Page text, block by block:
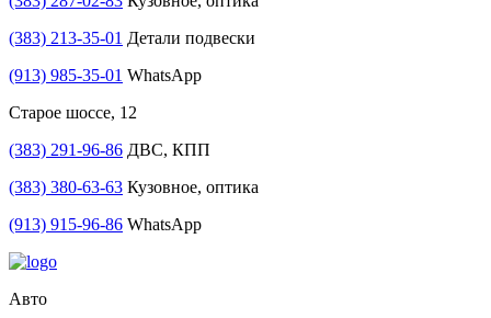
(383) 213-35-01 Детали подвески
(913) 985-35-01 WhatsApp
Старое шоссе, 12
(383) 291-96-86 ДВС, КПП
(383) 380-63-63 Кузовное, оптика
(913) 915-96-86 WhatsApp
Авто